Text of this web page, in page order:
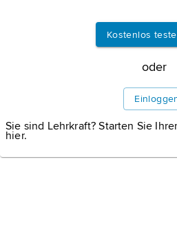
Kostenlos
oder
Sie sind Lehrkraft? Starten Sie
hier.